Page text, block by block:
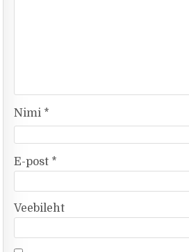
Nimi *
E-post *
Veebileht